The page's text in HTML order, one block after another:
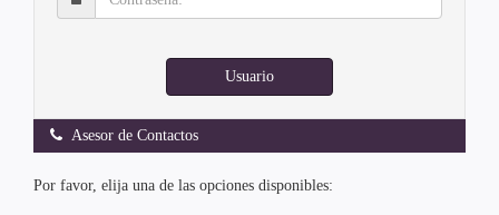
Usuario
Asesor de Contactos
Por favor, elija una de las opciones disponibles: